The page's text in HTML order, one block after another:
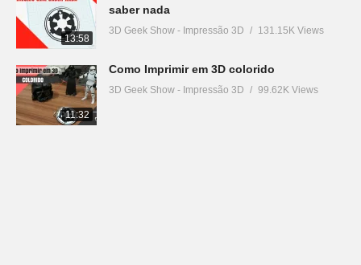
13:58
saber nada
3D Geek Show - Impressão 3D 131.15K Views
11:32
Como Imprimir em 3D colorido
3D Geek Show - Impressão 3D 99.62K Views